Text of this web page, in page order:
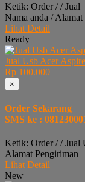
Ketik: Order / /
Nama anda / Alamat
Lihat Detail
Ready
Jual Usb Acer
Rp 100.000
×
Order Sekarang
SMS ke :
Ketik: Order / / Jual
Alamat Pengiriman
Lihat Detail
New